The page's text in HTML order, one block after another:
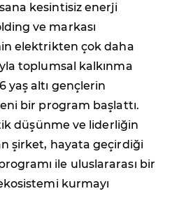
kesintisiz enerji
ve markası
elektrikten çok daha
toplumsal kalkınma
yaş altı gençlerin
bir program başlattı.
düşünme ve liderliğin
şirket, hayata geçirdiği
ile uluslararası bir
kurmayı